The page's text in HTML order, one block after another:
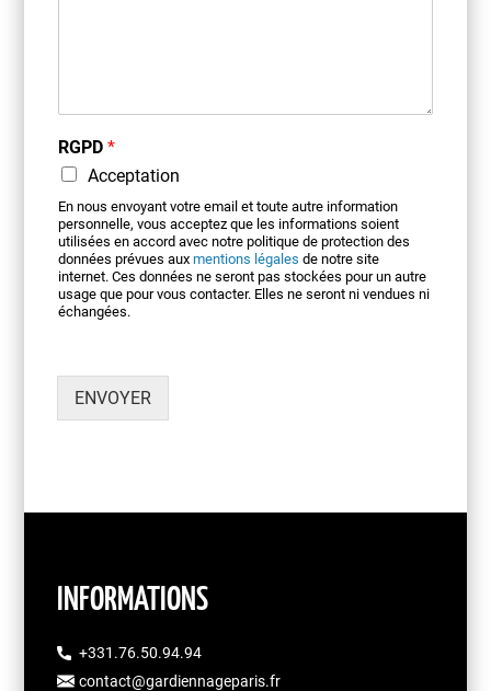
RGPD*
Acceptation
En nous envoyant votre email et toute autre information
personnelle, vous acceptez que les informations soient
utilisées en accord avec notre politique de protection des
données prévues auxmentions légales de notre site
internet. Ces données ne seront pas stockées pour un autre
usage que pour vous contacter. Elles ne seront ni vendues ni
échangées.
ENVOYER
INFORMATIONS
+331.76.50.94.94
contact@gardiennageparis.fr